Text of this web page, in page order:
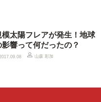
模太陽フレアが発生！地球
影響って何だったの？
山森 彩加